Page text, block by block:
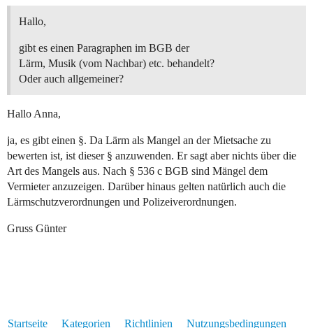
Hallo,
gibt es einen Paragraphen im BGB der
Lärm, Musik (vom Nachbar) etc. behandelt?
Oder auch allgemeiner?
Hallo Anna,
ja, es gibt einen §. Da Lärm als Mangel an der Mietsache zu
bewerten ist, ist dieser § anzuwenden. Er sagt aber nichts über die
Art des Mangels aus. Nach § 536 c BGB sind Mängel dem
Vermieter anzuzeigen. Darüber hinaus gelten natürlich auch die
Lärmschutzverordnungen und Polizeiverordnungen.
Gruss Günter
Startseite Kategorien Richtlinien Nutzungsbedingungen